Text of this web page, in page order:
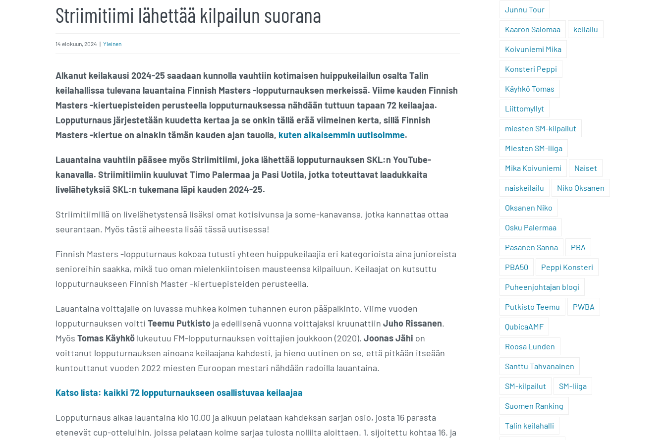
Striimitiimi lähettää kilpailun suorana
14 elokuun, 2024 | Yleinen
Alkanut keilakausi 2024-25 saadaan kunnolla vauhtiin kotimaisen huippukeilailun osalta Talin
keilahallissa tulevana lauantaina Finnish Masters -lopputurnauksen merkeissä. Viime kauden Finnish
Masters -kiertuepisteiden perusteella lopputurnauksessa nähdään tuttuun tapaan 72 keilaajaa.
Lopputurnaus järjestetään kuudetta kertaa ja se onkin tällä erää viimeinen kerta, sillä Finnish
Masters -kiertue on ainakin tämän kauden ajan tauolla, kuten aikaisemmin uutisoimme.
Lauantaina vauhtiin pääsee myös Striimitiimi, joka lähettää lopputurnauksen SKL:n YouTube-
kanavalla. Striimitiimiin kuuluvat Timo Palermaa ja Pasi Uotila, jotka toteuttavat laadukkaita
livelähetyksiä SKL:n tukemana läpi kauden 2024-25.
Striimitiimillä on livelähetystensä lisäksi omat kotisivunsa ja some-kanavansa, jotka kannattaa ottaa
seurantaan. Myös tästä aiheesta lisää tässä uutisessa!
Finnish Masters -lopputurnaus kokoaa tutusti yhteen huippukeilaajia eri kategorioista aina junioreista
senioreihin saakka, mikä tuo oman mielenkiintoisen mausteensa kilpailuun. Keilaajat on kutsuttu
lopputurnaukseen Finnish Master -kiertuepisteiden perusteella.
Lauantaina voittajalle on luvassa muhkea kolmen tuhannen euron pääpalkinto. Viime vuoden
lopputurnauksen voitti Teemu Putkisto ja edellisenä vuonna voittajaksi kruunattiin Juho Rissanen.
Myös Tomas Käyhkö lukeutuu FM-lopputurnauksen voittajien joukkoon (2020). Joonas Jähi on
voittanut lopputurnauksen ainoana keilaajana kahdesti, ja hieno uutinen on se, että pitkään itseään
kuntouttanut vuoden 2022 miesten Euroopan mestari nähdään radoilla lauantaina.
Katso lista: kaikki 72 lopputurnaukseen osallistuvaa keilaajaa
Lopputurnaus alkaa lauantaina klo 10.00 ja alkuun pelataan kahdeksan sarjan osio, josta 16 parasta
etenevät cup-otteluihin, joissa pelataan kolme sarjaa tulosta nollilta aloittaen. 1. sijoitettu kohtaa 16. ja
Junnu Tour
Kaaron Salomaa keilailu
Koivuniemi Mika
Konsteri Peppi
Käyhkö Tomas
Liittomyllyt
miesten SM-kilpailut
Miesten SM-liiga
Mika Koivuniemi Naiset
naiskeilailu Niko Oksanen
Oksanen Niko
Osku Palermaa
Pasanen Sanna PBA
PBA50 Peppi Konsteri
Puheenjohtajan blogi
Putkisto Teemu PWBA
QubicaAMF
Roosa Lunden
Santtu Tahvanainen
SM-kilpailut SM-liiga
Suomen Ranking
Talin keilahalli